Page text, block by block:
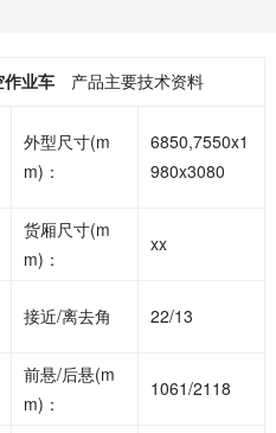
业车产品主要技术资料
外型尺寸(m
m)：
6850,7550x1
980x3080
货厢尺寸(m
m)：
xx
接近/离去角 22/13
前悬/后悬(m
m)：
1061/2118